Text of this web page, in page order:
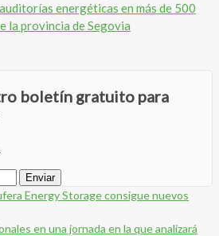
energéticas en más de 500
la provincia de Segovia
boletín gratuito para
Energy Storage consigue nuevos
en una jornada en la que analizará